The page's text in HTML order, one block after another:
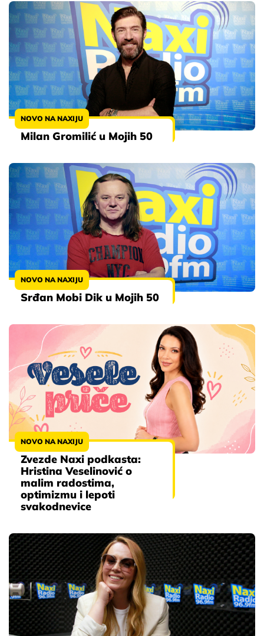
NOVO NA NAXIJU
Milan Gromilić u Mojih 50
NOVO NA NAXIJU
Srđan Mobi Dik u Mojih 50
NOVO NA NAXIJU
Zvezde Naxi podkasta:
Hristina Veselinović o
malim radostima,
optimizmu i lepoti
svakodnevice